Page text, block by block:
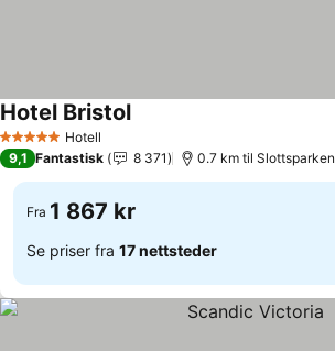
5 Stjerner Hotell
Hotel Bristol
9,1 Fantastisk 8 371 0.7 km til Slottsparken
Fra 1 867 kr
Se priser fra 17 nettsteder